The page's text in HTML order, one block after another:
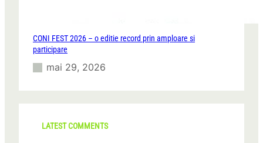
CONI FEST 2026 – o editie record prin amploare si
participare
mai 29, 2026
LATEST COMMENTS